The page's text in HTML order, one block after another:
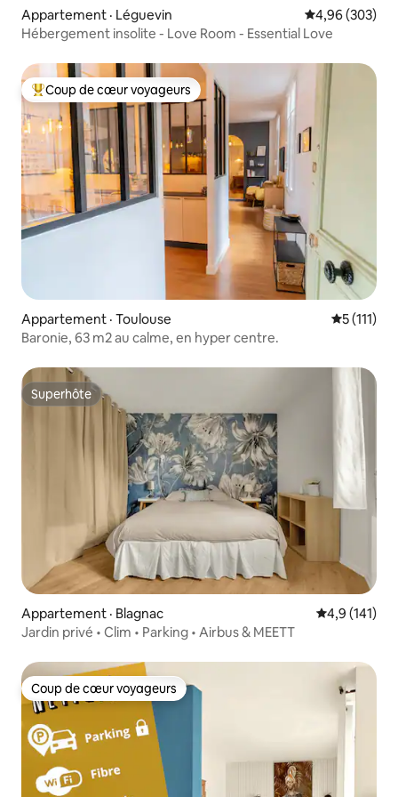
Appartement · Léguevin Note
4,96 (303)
Hébergement insolite - Love Room - Essential Love
Coup de cœur voyageurs parmi les plus aimés
Coup de cœur voyageurs
Appartement · Toulouse Note
5 (111)
Baronie, 63 m2 au calme, en hyper centre.
Superhôte
Superhôte
Appartement · Blagnac Note
4,9 (141)
Jardin privé • Clim • Parking • Airbus & MEETT
Coup de cœur voyageurs
Coup de cœur voyageurs